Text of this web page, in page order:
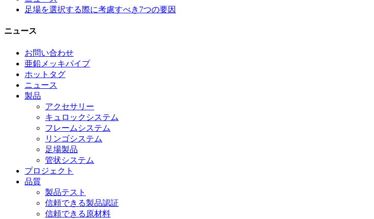
足場を選択する際に考慮すべき7つの要因
ニュース
お問い合わせ
亜鉛メッキパイプ
ホットタグ
ニュース
製品
アクセサリー
キュロックシステム
フレームシステム
リンゴシステム
足場製品
管状システム
プロジェクト
品質
製品テスト
信頼できる製品認証
信頼できる原材料